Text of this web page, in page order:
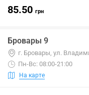
85.50 грн
Бровары 9
г. Бровары, ул.
Пн-Вс: 08:00-21:00
На карте